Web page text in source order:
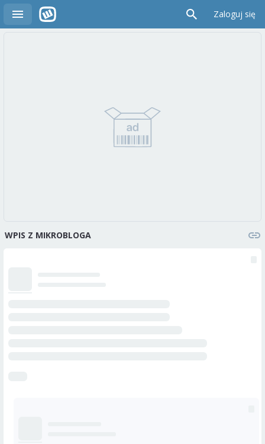
Zaloguj się
WPIS Z MIKROBLOGA